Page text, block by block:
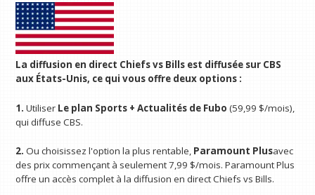
La diffusion en direct Chiefs vs Bills est diffusée sur CBS
aux États-Unis, ce qui vous offre deux options :
1. Utiliser Le plan Sports + Actualités de Fubo (59,99 $/mois),
qui diffuse CBS.
2. Ou choisissez l'option la plus rentable, Paramount Plusavec
des prix commençant à seulement 7,99 $/mois. Paramount Plus
offre un accès complet à la diffusion en direct Chiefs vs Bills.